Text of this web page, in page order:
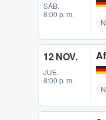
SÁB.
8:00 p. m.
12 NOV.
JUE.
8:00 p. m.